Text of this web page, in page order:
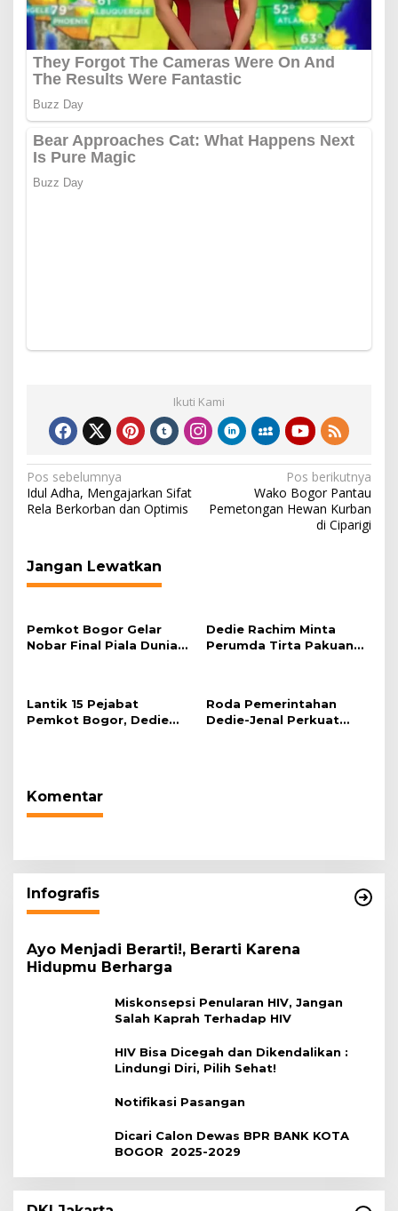
Ikuti Kami
Navigasi
pos
Pos sebelumnya
Idul Adha, Mengajarkan Sifat
Rela Berkorban dan Optimis
Pos berikutnya
Wako Bogor Pantau
Pemetongan Hewan Kurban
di Ciparigi
Jangan Lewatkan
Pemkot Bogor Gelar
Nobar Final Piala Dunia
Dedie Rachim Minta
Perumda Tirta Pakuan
Lantik 15 Pejabat
Pemkot Bogor, Dedie
Roda Pemerintahan
Dedie-Jenal Perkuat
Komentar
Infografis
Ayo Menjadi Berarti!, Berarti Karena
Hidupmu Berharga
Miskonsepsi Penularan HIV, Jangan
Salah Kaprah Terhadap HIV
HIV Bisa Dicegah dan Dikendalikan :
Lindungi Diri, Pilih Sehat!
Notifikasi Pasangan
Dicari Calon Dewas BPR BANK KOTA
BOGOR 2025-2029